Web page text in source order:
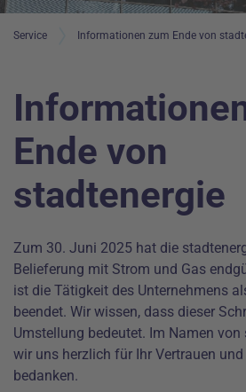
Service Informationen zum Ende von
Ende von
stadtenergie
Zum 30. Juni 2025 hat die
Belieferung mit Strom und Gas
ist die Tätigkeit des Unternehmens
beendet. Wir wissen, dass dieser
Umstellung bedeutet. Im Namen
wir uns herzlich für Ihr Vertrauen
bedanken.